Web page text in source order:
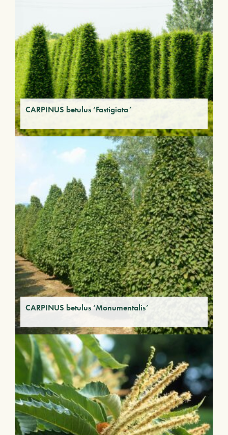
CARPINUS betulus ‘Fastigiata’
CARPINUS betulus ‘Monumentalis’